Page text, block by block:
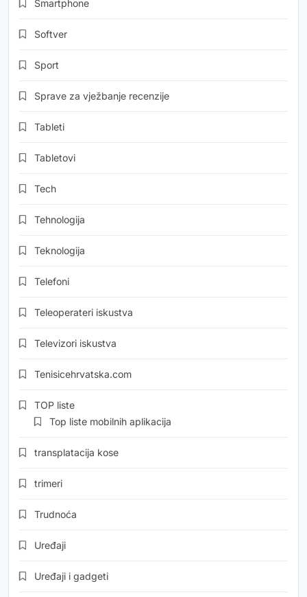
Smartphone
Softver
Sport
Sprave za vježbanje recenzije
Tableti
Tabletovi
Tech
Tehnologija
Teknologija
Telefoni
Teleoperateri iskustva
Televizori iskustva
Tenisicehrvatska.com
TOP liste
Top liste mobilnih aplikacija
transplatacija kose
trimeri
Trudnoća
Uređaji
Uređaji i gadgeti